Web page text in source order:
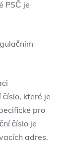
PSČ je
které je
pro
číslo je
adres.